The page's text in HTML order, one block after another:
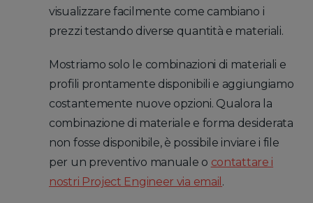
visualizzare facilmente come cambiano i
prezzi testando diverse quantità e materiali.
Mostriamo solo le combinazioni di materiali e
profili prontamente disponibili e aggiungiamo
costantemente nuove opzioni. Qualora la
combinazione di materiale e forma desiderata
non fosse disponibile, è possibile inviare i file
per un preventivo manuale o contattare i
nostri Project Engineer via email .